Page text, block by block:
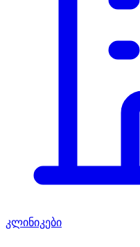
კლინიკები